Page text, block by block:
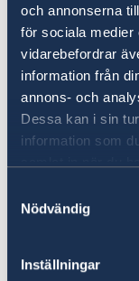
och annonserna
för sociala medier
vidarebefordrar
information från
annons- och
Dessa kan i sin
information som
Nödvändig
Inställningar
För dig som
liknande
att din
vanliga
000 meters
aktiviteter. Se
nödvändigt
farligt område